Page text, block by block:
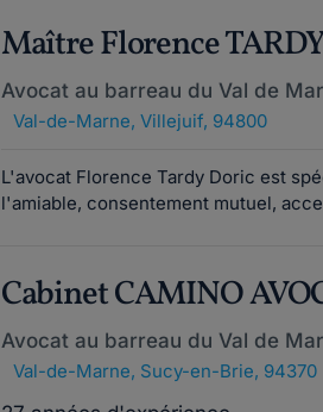
Maître Florence
Avocat au barreau du Val de
Val-de-Marne, Villejuif, 94800
L'avocat Florence Tardy Doric est
l'amiable, consentement mutuel,
Cabinet CAMINO
Avocat au barreau du Val de
Val-de-Marne, Sucy-en-Brie, 94370